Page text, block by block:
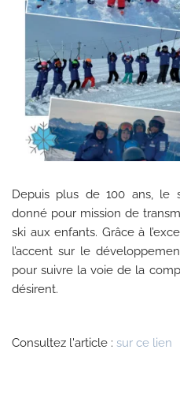
Depuis plus de 100 ans, le
donné pour mission de
ski aux enfants. Grâce à
l’accent sur le
pour suivre la voie de la
désirent.
Consultez l'article : sur ce lien